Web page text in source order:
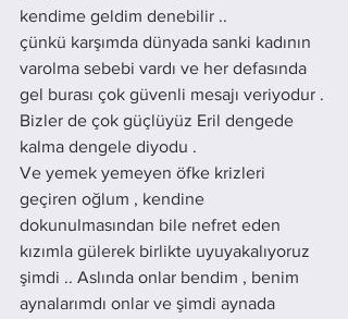
kendime geldim denebilir ..
çünkü karşımda dünyada sanki kadının
varolma sebebi vardı ve her defasında
gel burası çok güvenli mesajı veriyodur .
Bizler de çok güçlüyüz Eril dengede
kalma dengele diyodu .
Ve yemek yemeyen öfke krizleri
geçiren oğlum , kendine
dokunulmasından bile nefret eden
kızımla gülerek birlikte uyuyakalıyoruz
şimdi .. Aslında onlar bendim , benim
aynalarımdı onlar ve şimdi aynada